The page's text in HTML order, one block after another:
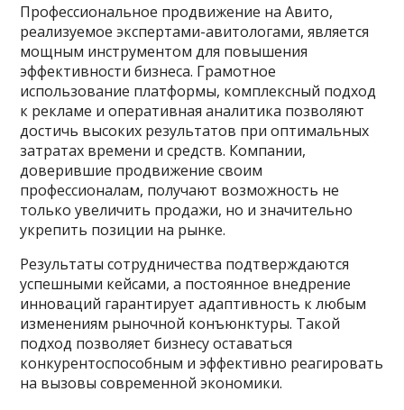
Профессиональное продвижение на Авито,
реализуемое экспертами-авитологами, является
мощным инструментом для повышения
эффективности бизнеса. Грамотное
использование платформы, комплексный подход
к рекламе и оперативная аналитика позволяют
достичь высоких результатов при оптимальных
затратах времени и средств. Компании,
доверившие продвижение своим
профессионалам, получают возможность не
только увеличить продажи, но и значительно
укрепить позиции на рынке.
Результаты сотрудничества подтверждаются
успешными кейсами, а постоянное внедрение
инноваций гарантирует адаптивность к любым
изменениям рыночной конъюнктуры. Такой
подход позволяет бизнесу оставаться
конкурентоспособным и эффективно реагировать
на вызовы современной экономики.